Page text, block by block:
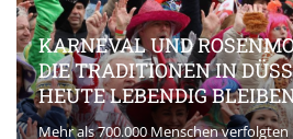
KARNEVAL UND
DIE TRADITIONEN IN
HEUTE LEBENDIG
Mehr als 700.000 Menschen